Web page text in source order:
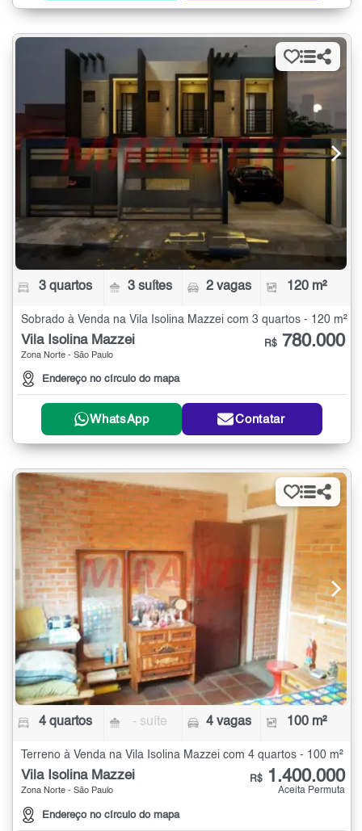
3 quartos 3 suítes 2 vagas 120 m²
Sobrado à Venda na Vila Isolina Mazzei com 3 quartos - 120 m²
Vila Isolina Mazzei
Zona Norte - São Paulo
Endereço no círculo do mapa
R$ 780.000
WhatsApp Contatar
4 quartos - suíte 4 vagas 100 m²
Terreno à Venda na Vila Isolina Mazzei com 4 quartos - 100 m²
Vila Isolina Mazzei
Zona Norte - São Paulo
Endereço no círculo do mapa
R$ 1.400.000
Aceita Permuta